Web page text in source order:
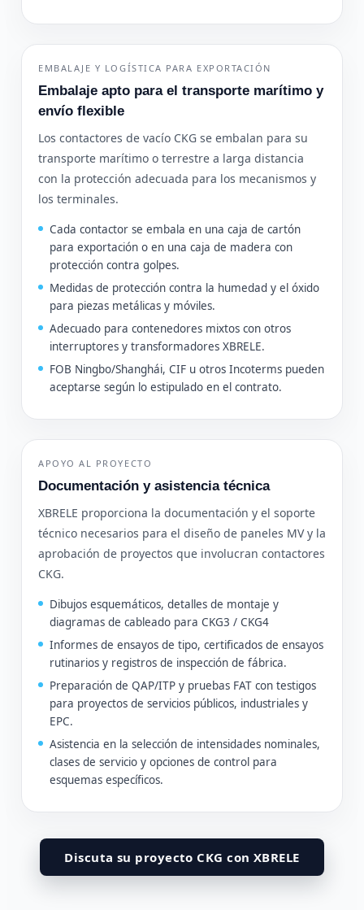
EMBALAJE Y LOGÍSTICA PARA EXPORTACIÓN
Embalaje apto para el transporte marítimo y
envío flexible
Los contactores de vacío CKG se embalan para su
transporte marítimo o terrestre a larga distancia
con la protección adecuada para los mecanismos y
los terminales.
Cada contactor se embala en una caja de cartón
para exportación o en una caja de madera con
protección contra golpes.
Medidas de protección contra la humedad y el óxido
para piezas metálicas y móviles.
Adecuado para contenedores mixtos con otros
interruptores y transformadores XBRELE.
FOB Ningbo/Shanghái, CIF u otros Incoterms pueden
aceptarse según lo estipulado en el contrato.
APOYO AL PROYECTO
Documentación y asistencia técnica
XBRELE proporciona la documentación y el soporte
técnico necesarios para el diseño de paneles MV y la
aprobación de proyectos que involucran contactores
CKG.
Dibujos esquemáticos, detalles de montaje y
diagramas de cableado para CKG3 / CKG4
Informes de ensayos de tipo, certificados de ensayos
rutinarios y registros de inspección de fábrica.
Preparación de QAP/ITP y pruebas FAT con testigos
para proyectos de servicios públicos, industriales y
EPC.
Asistencia en la selección de intensidades nominales,
clases de servicio y opciones de control para
esquemas específicos.
Discuta su proyecto CKG con XBRELE